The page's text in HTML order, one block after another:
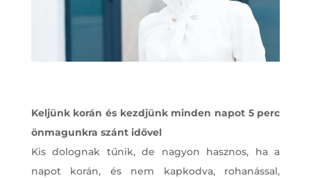
Keljünk korán és kezdjünk minden napot 5 perc
önmagunkra szánt idővel
Kis dolognak tűnik, de nagyon hasznos, ha a
napot korán, és nem kapkodva, rohanással,